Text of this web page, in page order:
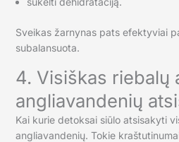
Sveikas žarnynas pats efektyviai
subalansuota.
4. Visiškas riebalų
angliavandenių
Kai kurie detoksai siūlo atsisakyti
angliavandenių. Tokie